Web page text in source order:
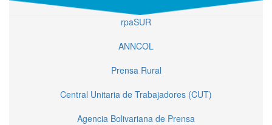
rpaSUR
ANNCOL
Prensa Rural
Central Unitaria de Trabajadores (CUT)
Agencia Bolivariana de Prensa